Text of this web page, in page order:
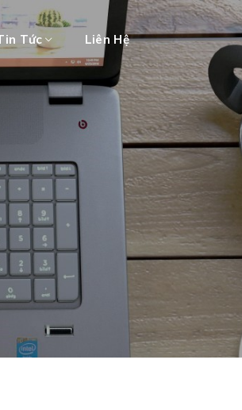
Tức Liên Hệ